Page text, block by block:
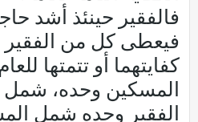
فالفقير حينئذ أشد
فيعطى كل من الفقير
كفايتهما أو تتمتها
المسكين وحده، شمل
الفقير وحده شمل